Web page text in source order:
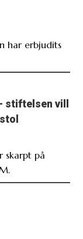
har erbjudits
stiftelsen vill
skarpt på